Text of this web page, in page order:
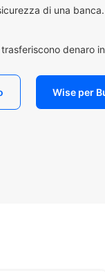
di una banca.
denaro
Wise per